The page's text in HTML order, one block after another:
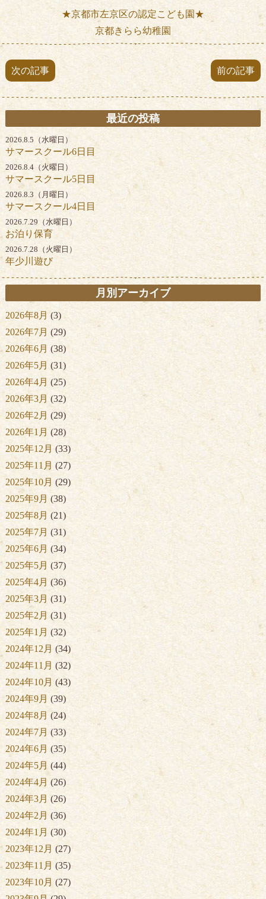
★京都市左京区の認定こども園★
京都きらら幼稚園
次の記事 前の記事
最近の投稿
2026.8.5（水曜日）
サマースクール6日目
2026.8.4（火曜日）
サマースクール5日目
2026.8.3（月曜日）
サマースクール4日目
2026.7.29（水曜日）
お泊り保育
2026.7.28（火曜日）
年少川遊び
月別アーカイブ
2026年8月 (3)
2026年7月 (29)
2026年6月 (38)
2026年5月 (31)
2026年4月 (25)
2026年3月 (32)
2026年2月 (29)
2026年1月 (28)
2025年12月 (33)
2025年11月 (27)
2025年10月 (29)
2025年9月 (38)
2025年8月 (21)
2025年7月 (31)
2025年6月 (34)
2025年5月 (37)
2025年4月 (36)
2025年3月 (31)
2025年2月 (31)
2025年1月 (32)
2024年12月 (34)
2024年11月 (32)
2024年10月 (43)
2024年9月 (39)
2024年8月 (24)
2024年7月 (33)
2024年6月 (35)
2024年5月 (44)
2024年4月 (26)
2024年3月 (26)
2024年2月 (36)
2024年1月 (30)
2023年12月 (27)
2023年11月 (35)
2023年10月 (27)